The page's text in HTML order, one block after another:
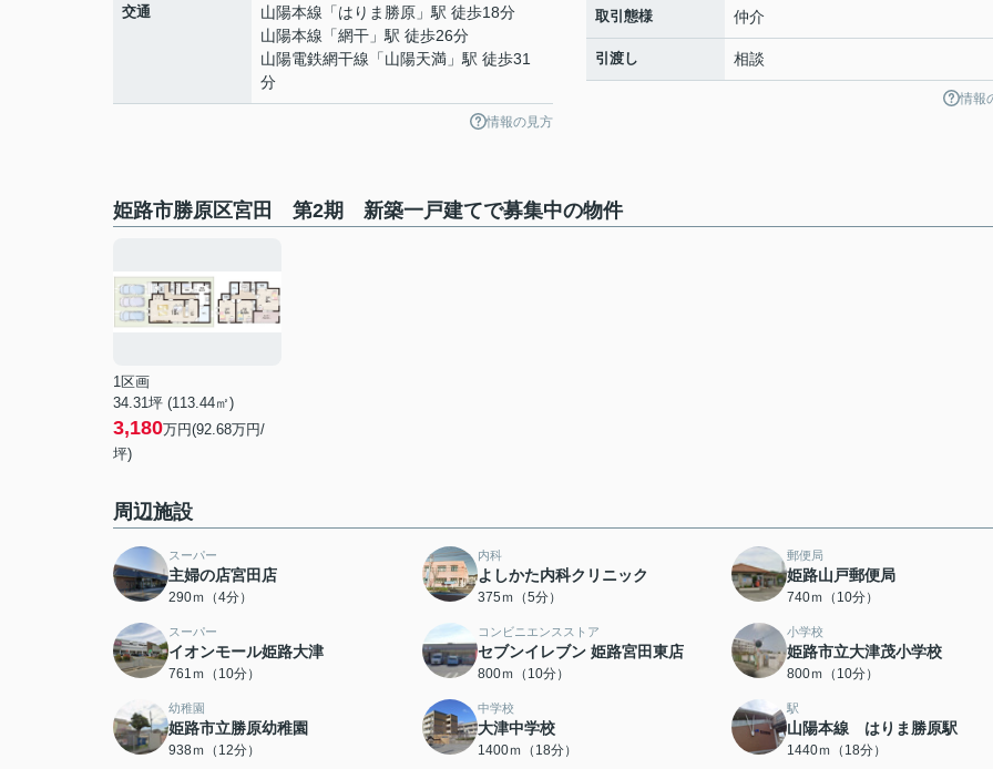
交通 山陽本線 「はりま勝原 」駅 徒歩18分
山陽本線 「網干 」駅 徒歩26分
山陽電鉄網干線 「山陽天満 」駅 徒歩31
分
情報の見方
取引態様 仲介
引渡し 相談
情報
姫路市勝原区宮田 第2期 新築一戸建てで募集中の物件
1区画
34.31坪 (113.44㎡)
3,180万円(92.68万円/
坪)
周辺施設
スーパー
主婦の店宮田店
290ｍ（4分）
内科
よしかた内科クリニック
375ｍ（5分）
郵便局
姫路山戸郵便局
740ｍ（10分）
スーパー
イオンモール姫路大津
761ｍ（10分）
コンビニエンスストア
セブンイレブン 姫路宮田東店
800ｍ（10分）
小学校
姫路市立大津茂小学校
800ｍ（10分）
幼稚園
姫路市立勝原幼稚園
938ｍ（12分）
中学校
大津中学校
1400ｍ（18分）
駅
山陽本線 はりま勝原駅
1440ｍ（18分）